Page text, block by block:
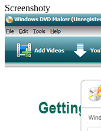
Screenshoty